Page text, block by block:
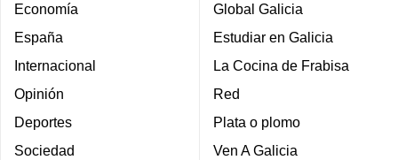
Economía
España
Internacional
Opinión
Deportes
Sociedad
Global Galicia
Estudiar en Galicia
La Cocina de Frabisa
Red
Plata o plomo
Ven A Galicia